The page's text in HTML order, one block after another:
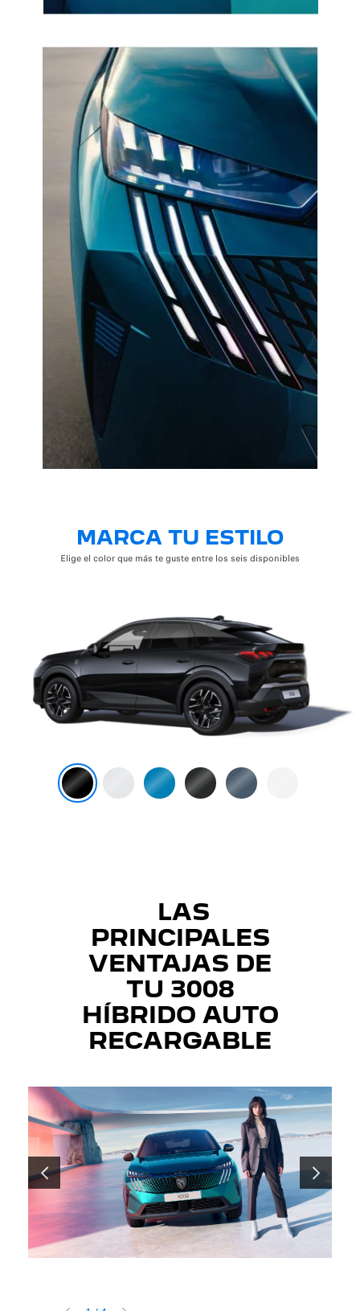
MARCA TU ESTILO
Elige el color que más te guste entre los seis disponibles
LAS
PRINCIPALES
VENTAJAS DE
TU 3008
HÍBRIDO AUTO
RECARGABLE
ANTERIOR SIGUIENTE